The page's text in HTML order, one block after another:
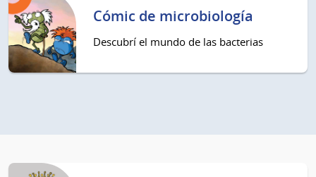
Cómic de microbiología
Descubrí el mundo de las bacterias